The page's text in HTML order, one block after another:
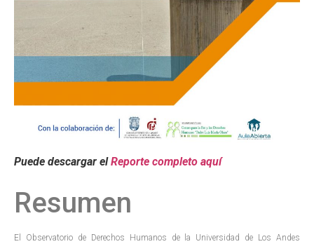
Puede descargar elReporte completo aquí
Resumen
El Observatorio de Derechos Humanos de la Universidad de Los Andes